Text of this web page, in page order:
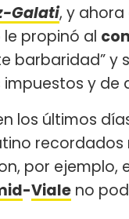
Galati, y
le propinó al
barbaridad” y
y de
los últimos
por ejemplo,
-Viale no